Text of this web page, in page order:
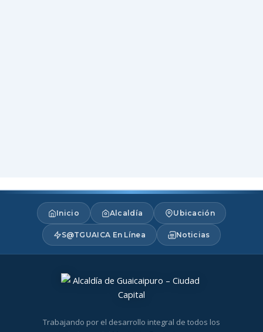
Inicio Alcaldía Ubicación
S@TGUAICA En Línea Noticias
Trabajando por el desarrollo integral de todos los